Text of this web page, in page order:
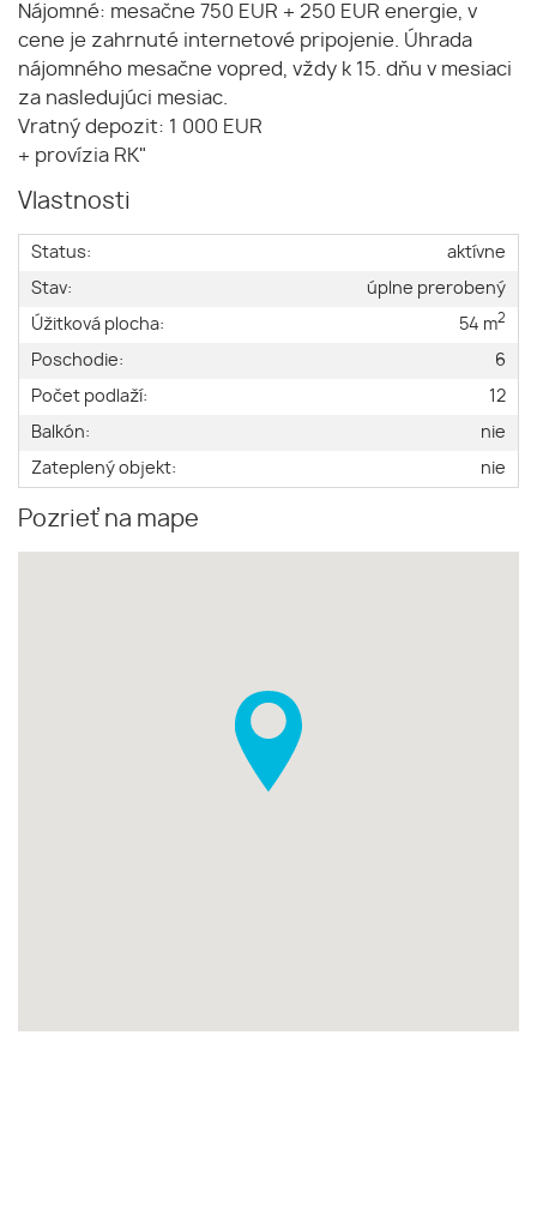
Nájomné: mesačne 750 EUR + 250 EUR energie, v
cene je zahrnuté internetové pripojenie. Úhrada
nájomného mesačne vopred, vždy k 15. dňu v mesiaci
za nasledujúci mesiac.
Vratný depozit: 1 000 EUR
+ provízia RK"
Vlastnosti
Status:
aktívne
Stav:
úplne prerobený
Úžitková plocha:
54 m2
Poschodie:
6
Počet podlaží:
12
Balkón:
nie
Zateplený objekt:
nie
Pozrieť na mape